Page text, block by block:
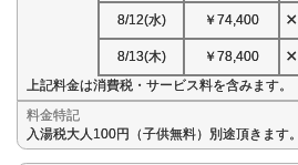
8/12(水) ￥74,400 ×
8/13(木) ￥78,400 ×
上記料金は消費税・サービス料を含みます。
料金特記
入湯税大人100円（子供無料）別途頂きます。